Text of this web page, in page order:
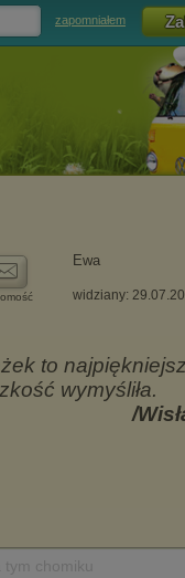
zapomniałem
Ewa
widziany: